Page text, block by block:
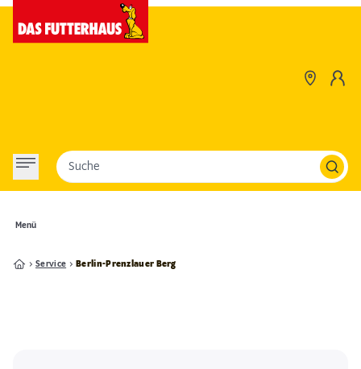
Menü
Suche
Service Berlin-Prenzlauer Berg